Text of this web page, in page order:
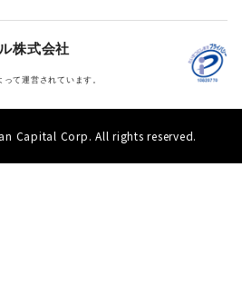
株式会社
て運営されています。
Capital Corp. All rights reserved.